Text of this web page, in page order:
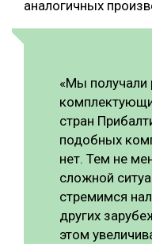
аналогичных
«Мы получали
стран
подобных
нет. Тем не
сложной
стремимся
других
этом